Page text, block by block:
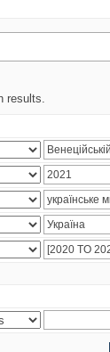
results.